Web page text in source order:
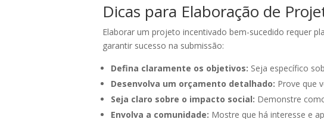
Dicas para Elaboração de
Elaborar um projeto incentivado bem-sucedido requer
garantir sucesso na submissão:
Defina claramente os objetivos: Seja específico
Desenvolva um orçamento detalhado: Prove que
Seja claro sobre o impacto social: Demonstre
Envolva a comunidade: Mostre que há interesse e